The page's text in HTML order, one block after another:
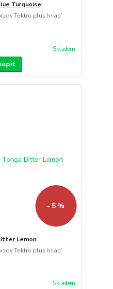
Turquoise
Tektro plus hnací
Skladem
- 5 %
Lemon
Tektro plus hnací
Skladem